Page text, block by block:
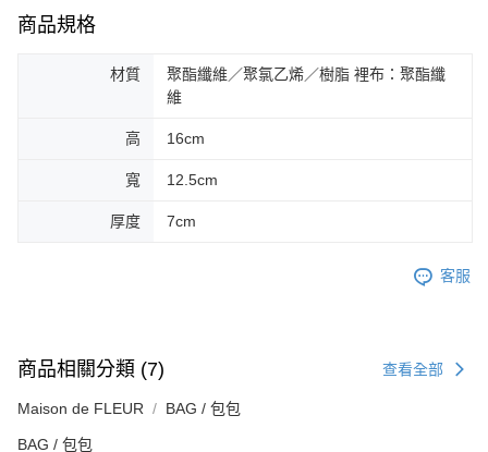
商品規格
材質
聚酯纖維／聚氯乙烯／樹脂 裡布：聚酯纖
維
高 16cm
寬 12.5cm
厚度 7cm
客服
商品相關分類 (7) 查看全部
Maison de FLEUR BAG / 包包
BAG / 包包